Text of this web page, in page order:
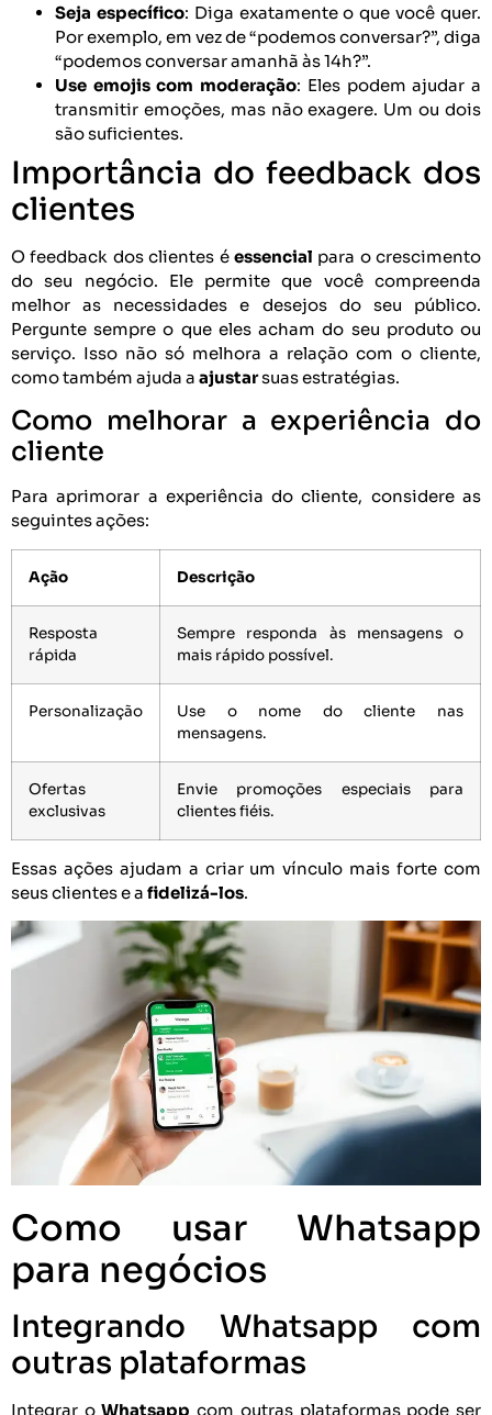
Seja específico: Diga exatamente o que você quer.
Por exemplo, em vez de “podemos conversar?”, diga
“podemos conversar amanhã às 14h?”.
Use emojis com moderação: Eles podem ajudar a
transmitir emoções, mas não exagere. Um ou dois
são suficientes.
Importância do feedback dos
clientes
O feedback dos clientes é essencial para o crescimento
do seu negócio. Ele permite que você compreenda
melhor as necessidades e desejos do seu público.
Pergunte sempre o que eles acham do seu produto ou
serviço. Isso não só melhora a relação com o cliente,
como também ajuda a ajustarsuas estratégias.
Como melhorar a experiência do
cliente
Para aprimorar a experiência do cliente, considere as
seguintes ações:
Ação Descrição
Resposta
rápida
Sempre responda às mensagens o
mais rápido possível.
Personalização
Use o nome do cliente nas
mensagens.
Ofertas
exclusivas
Envie promoções especiais para
clientes fiéis.
Essas ações ajudam a criar um vínculo mais forte com
seus clientes e a fidelizá-los.
Como usar Whatsapp
para negócios
Integrando Whatsapp com
outras plataformas
Integrar oWhatsapp com outras plataformas pode ser